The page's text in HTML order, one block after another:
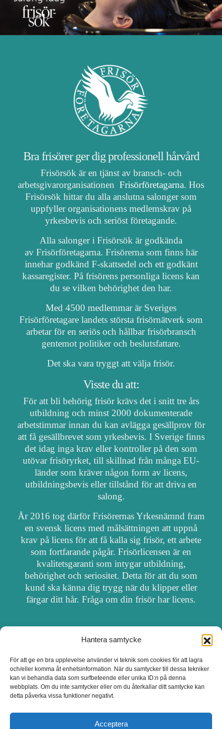
Hantera samtycke
För att ge en bra upplevelse använder vi teknik som cookies för att lagra
och/eller komma åt enhetsinformation. När du samtycker till dessa tekniker
kan vi behandla data som surfbeteende eller unika ID:n på denna
webbplats. Om du inte samtycker eller om du återkallar ditt samtycke kan
detta påverka vissa funktioner negativt.
Acceptera
Bra frisörer ger dig professionell hårvård
Frisörsök är en tjänst av bransch- och
arbetsgivarorganisationen Frisörföretagarna. Hos
Frisörsök hittar du alla anslutna salonger som
uppfyller organisationens medlemskrav på
yrkesbevis och seriöst företagande.
Alla salonger i Frisörsök är godkända
av Frisörföretagarna. Frisörerna som finns här
innehar godkänd F-skattsedel och ett godkänt
kassaregister. På frisörens personliga licens kan
du se vilken behörighet den har.
Med 4500 medlemmar är Sveriges
Frisörföretagare landets största frisörnätverk som
arbetar för en seriös och hållbar frisörbransch
gentemot politiker och beslutsfattare.
Det ska vara tryggt att välja frisör.
Visste du att:
För att bli behörig frisör krävs det i snitt tre års
utbildning och minst 2000 dokumenterade
arbetstimmar innan du kan avlägga gesällprov för
att få gesällbrevet som yrkesbevis. I Sverige finns
det idag inga krav eller kontroller på den som
utövar frisöryrket, till skillnad från många EU-
länder som kräver någon form av licens,
utbildningsbevis eller tillstånd för att driva en
salong.
År 2016 tog därför Frisörernas Yrkesnämnd fram
en svensk licens med målsättningen att uppnå
krav på licens för att få kalla sig frisör, ett arbete
som fortfarande pågår. Frisörlicensen är en
kvalitetsgaranti som intygar utbildning,
behörighet och seriositet. Detta för att du som
kund ska känna dig trygg när du klipper eller
färgar ditt hår. Fråga om din frisör har licens.
OM FRISÖRSÖK
UPPDATERA SALONG